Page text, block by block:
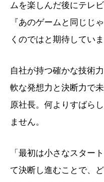
ムを楽しんだ後にテレ
『あのゲームと同じじ
くのではと期待していま
自社が持つ確かな技術
軟な発想力と決断力で
原社長。何よりすばら
ません。
「最初は小さなスター
て決断し進むことで、